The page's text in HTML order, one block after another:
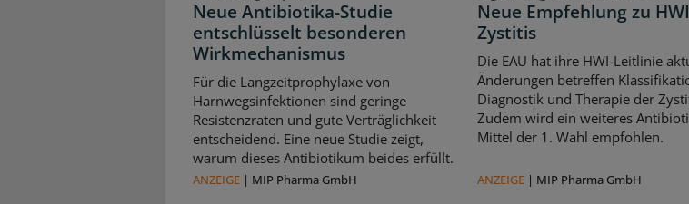
Neue Antibiotika-Studie
entschlüsselt besonderen
Wirkmechanismus
Für die Langzeitprophylaxe von
Harnwegsinfektionen sind geringe
Resistenzraten und gute Verträglichkeit
entscheidend. Eine neue Studie zeigt,
warum dieses Antibiotikum beides erfüllt.
ANZEIGE | MIP Pharma GmbH
Neue Empfehlung zu
Zystitis
Die EAU hat ihre HWI-Leitlinie
Änderungen betreffen
Diagnostik und Therapie der
Zudem wird ein weiteres
Mittel der 1. Wahl empfohlen.
ANZEIGE | MIP Pharma GmbH